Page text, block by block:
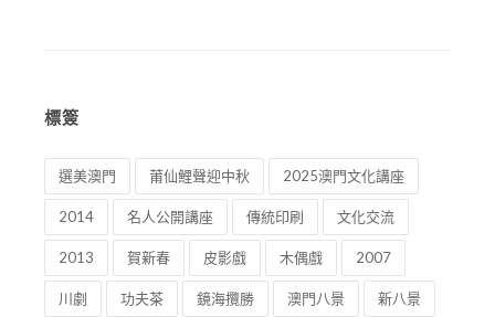
標簽
選美澳門 莆仙鯉聲迎中秋 2025澳門文化講座
2014 名人公開講座 傳統印刷 文化交流
2013 賀新春 皮影戲 木偶戲 2007
川劇 功夫茶 鏡海攬勝 澳門八景 新八景